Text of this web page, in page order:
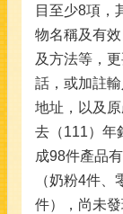
目至少8項，
物名稱及有
及方法等，
話，或加註
地址，以及
去（111）年
成98件產品
（奶粉4件
件），尚未